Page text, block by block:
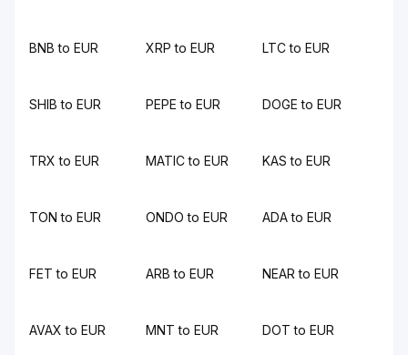
BNB to EUR XRP to EUR LTC to EUR
SHIB to EUR PEPE to EUR DOGE to EUR
TRX to EUR MATIC to EUR KAS to EUR
TON to EUR ONDO to EUR ADA to EUR
FET to EUR ARB to EUR NEAR to EUR
AVAX to EUR MNT to EUR DOT to EUR